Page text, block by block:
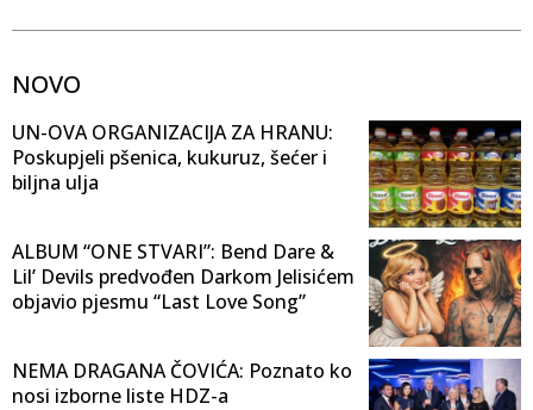
NOVO
UN-OVA ORGANIZACIJA ZA HRANU:
Poskupjeli pšenica, kukuruz, šećer i
biljna ulja
ALBUM “ONE STVARI”: Bend Dare &
Lil’ Devils predvođen Darkom Jelisićem
objavio pjesmu “Last Love Song”
NEMA DRAGANA ČOVIĆA: Poznato ko
nosi izborne liste HDZ-a